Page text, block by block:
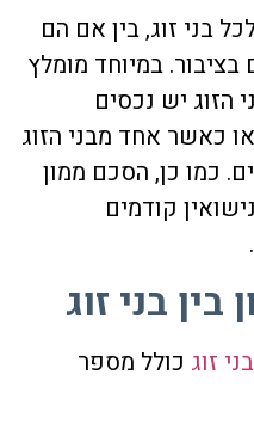
בני זוג, בין אם הם
בציבור. במיוחד מומלץ
הזוג יש נכסים
כאשר אחד מבני הזוג
כמו כן, הסכם ממון
קודמים
בני זוג
זוג כולל מספר